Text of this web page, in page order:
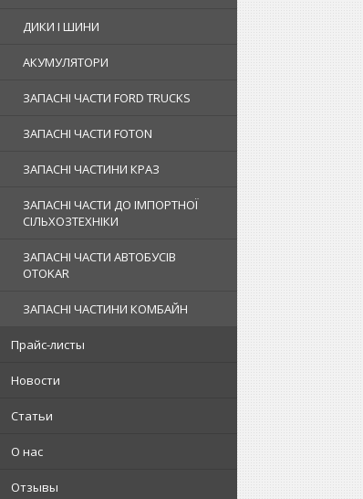
ДИКИ І ШИНИ
АКУМУЛЯТОРИ
ЗАПАСНІ ЧАСТИ FORD TRUCKS
ЗАПАСНІ ЧАСТИ FOTON
ЗАПАСНІ ЧАСТИНИ КРАЗ
ЗАПАСНІ ЧАСТИ ДО ІМПОРТНОЇ
СІЛЬХОЗТЕХНІКИ
ЗАПАСНІ ЧАСТИ АВТОБУСІВ
OTOKAR
ЗАПАСНІ ЧАСТИНИ КОМБАЙН
Прайс-листы
Новости
Статьи
О нас
Отзывы